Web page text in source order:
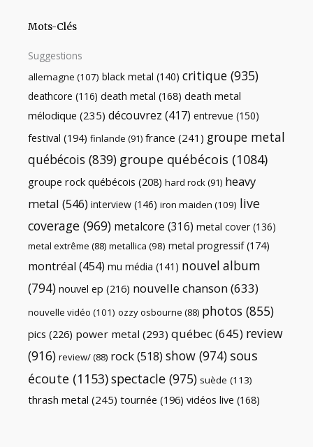
Mots-Clés
Suggestions
allemagne (107) black metal (140) critique (935)
deathcore (116) death metal (168) death metal
mélodique (235) découvrez (417) entrevue (150)
festival (194) finlande (91) france (241) groupe metal
québécois (839) groupe québécois (1084)
groupe rock québécois (208) hard rock (91) heavy
metal (546) interview (146) iron maiden (109) live
coverage (969) metalcore (316) metal cover (136)
metal extrême (88) metallica (98) metal progressif(174)
montréal (454) mu média (141) nouvel album
(794) nouvel ep (216) nouvelle chanson(633)
nouvelle vidéo (101) ozzy osbourne (88) photos (855)
pics (226) power metal (293) québec(645) review
(916) review/(88) rock(518) show (974) sous
écoute (1153)spectacle (975) suède (113)
thrash metal (245) tournée (196) vidéos live (168)